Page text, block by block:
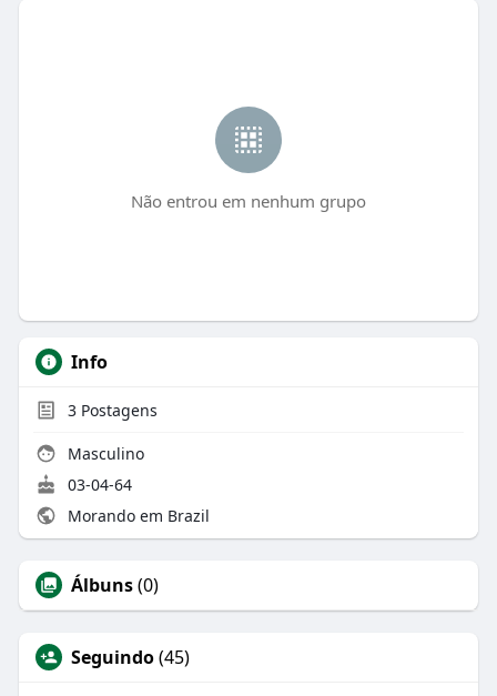
Não entrou em nenhum grupo
Info
3Postagens
Masculino
03-04-64
Morando em Brazil
Álbuns(0)
Seguindo(45)